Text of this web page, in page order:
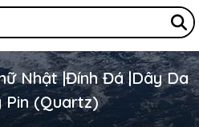
Nhật |Đính Đá |Dây Da
Pin (Quartz)